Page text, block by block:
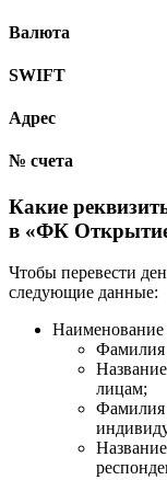
Валюта
SWIFT
Адрес
№ счета
Какие
в «ФК
Чтобы перевести
следующие данные:
Наименование
Фамилия
лицам;